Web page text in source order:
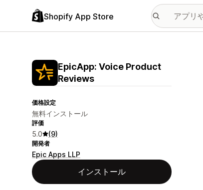
Shopify App Store
EpicApp: Voice Product
Reviews
価格設定
無料インストール
評価
5.0 (9)
開発者
Epic Apps LLP
インストール